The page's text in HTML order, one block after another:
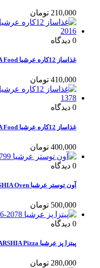
210,000 تومان
0 دیدگاه
غذاساز 12کاره عرشیا ARSHIA Food...
410,000 تومان
0 دیدگاه
غذاساز 12کاره عرشیا ARSHIA Food...
400,000 تومان
0 دیدگاه
آون توستر عرشیا ARSHIA Oven...
500,000 تومان
0 دیدگاه
پیتزا پز عرشیا ARSHIA Pizza...
280,000 تومان